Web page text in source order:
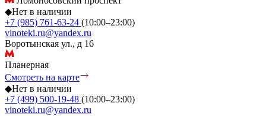
◆Нет в наличии
+7 (985) 761-63-24 (10:00–23:00)
vinoteki.ru@yandex.ru
Воротынская ул., д 16
Планерная
Смотреть на карте
◆Нет в наличии
+7 (499) 500-19-48 (10:00–23:00)
vinoteki.ru@yandex.ru